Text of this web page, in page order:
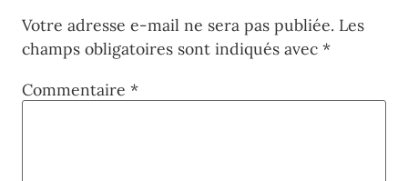
Votre adresse e-mail ne sera pas publiée. Les
champs obligatoires sont indiqués avec *
Commentaire *